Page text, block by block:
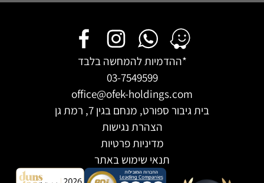
*ההדמיות להמחשה בלבד
03-7549599
office@ofek-holdings.com
בית גיבור ספורט, מנחם בגין 7, רמת גן
הצהרת נגישות
מדיניות פרטיות
תנאי שימוש באתר